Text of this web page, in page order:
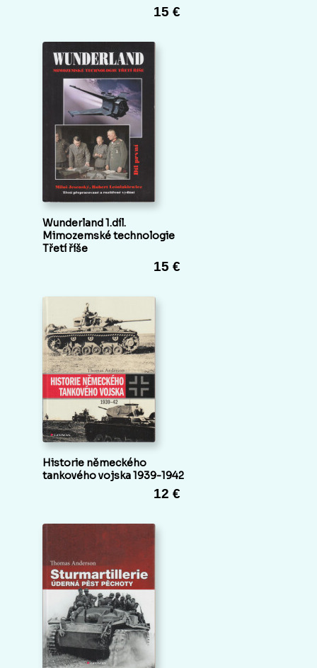
15 €
Wunderland 1.díl.
Mimozemské technologie
Třetí říše
15 €
Historie německého
tankového vojska 1939-1942
12 €